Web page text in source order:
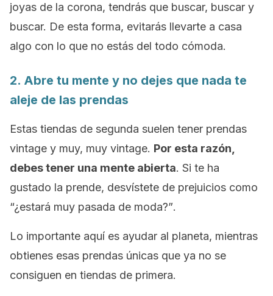
joyas de la corona, tendrás que buscar, buscar y
buscar. De esta forma, evitarás llevarte a casa
algo con lo que no estás del todo cómoda.
2. Abre tu mente y no dejes que nada te
aleje de las prendas
Estas tiendas de segunda suelen tener prendas
vintage y muy, muy vintage. Por esta razón,
debes tener una mente abierta. Si te ha
gustado la prende, desvístete de prejuicios como
“¿estará muy pasada de moda?”.
Lo importante aquí es ayudar al planeta, mientras
obtienes esas prendas únicas que ya no se
consiguen en tiendas de primera.